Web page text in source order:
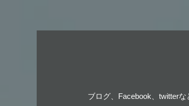
ブログ、Facebook、twitter